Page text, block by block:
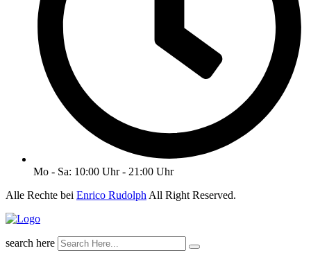
Mo - Sa: 10:00 Uhr - 21:00 Uhr
Alle Rechte bei Enrico Rudolph All Right Reserved.
search here